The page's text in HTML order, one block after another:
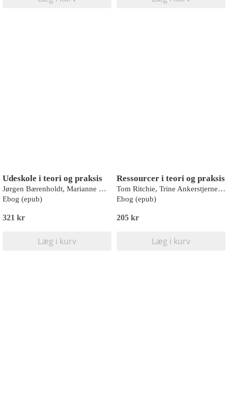
Udeskole i teori og praksis
Jørgen Bærenholdt, Marianne Hald, Maria Møller, Ditte Vejby Schou, Camilla Damsgaard, Maj Kærgaard Kristensen, Søren Rasmussen Mølgaard Lunde, Ida Maria Damsø Christiansen
Ebog (epub)
321 kr
Læg i kurv
Ressourcer i teori og praksis
Tom Ritchie, Trine Ankerstjerne, Anne Vibeke Fleischer, Christian Horst, Carina Brøndum Leed, Alex Madsen, Lene Metner, Margit Mikkelsen, Anne Maj Nielsen, Kaj Struve, Jytte Birk Sørensen, Üzeyir Tireli
Ebog (epub)
205 kr
Læg i kurv